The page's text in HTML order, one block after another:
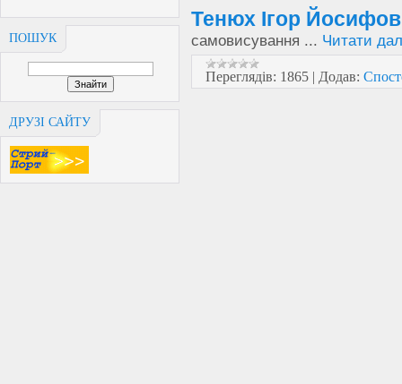
ПОШУК
ДРУЗІ САЙТУ
Тенюх Ігор
самовисування ... Читати
Переглядів: 1865 | Додав: